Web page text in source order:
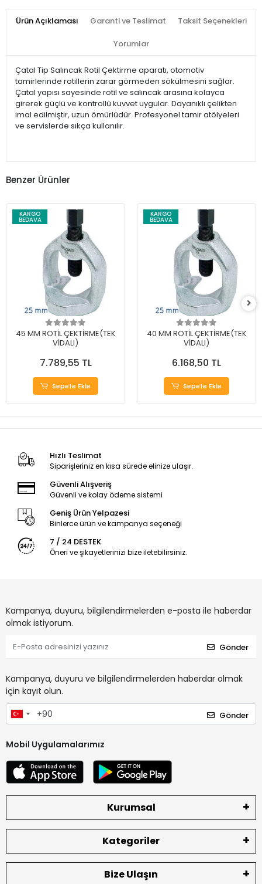
Ürün Açıklaması Garanti ve Teslimat Taksit Seçenekleri
Yorumlar
Çatal Tip Salıncak Rotil Çektirme aparatı, otomotiv
tamirlerinde rotillerin zarar görmeden sökülmesini sağlar.
Çatal yapısı sayesinde rotil ve salıncak arasına kolayca
girerek güçlü ve kontrollü kuvvet uygular. Dayanıklı çelikten
imal edilmiştir, uzun ömürlüdür. Profesyonel tamir atölyeleri
ve servislerde sıkça kullanılır.
Benzer Ürünler
KARGO
BEDAVA
45 MM ROTİL ÇEKTİRME(TEK
VİDALI)
7.789,55 TL
Sepete Ekle
KARGO
BEDAVA
40 MM ROTİL ÇEKTİRME(TEK
VİDALI)
6.168,50 TL
Sepete Ekle
Hızlı Teslimat
Siparişleriniz en kısa sürede elinize ulaşır.
Güvenli Alışveriş
Güvenli ve kolay ödeme sistemi
Geniş Ürün Yelpazesi
Binlerce ürün ve kampanya seçeneği
7 / 24 DESTEK
Öneri ve şikayetlerinizi bize iletebilirsiniz.
Kampanya, duyuru, bilgilendirmelerden e-posta ile haberdar
olmak istiyorum.
Gönder
Kampanya, duyuru ve bilgilendirmelerden haberdar olmak
için kayıt olun.
Gönder
Mobil Uygulamalarımız
Kurumsal
Kategoriler
Bize Ulaşın